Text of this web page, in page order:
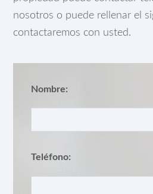
nosotros o puede rellenar el
contactaremos con usted.
Nombre:
Teléfono: